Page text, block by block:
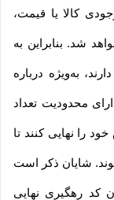
کالا یا قیمت،
شد. بنابراین به
به‌ویژه درباره
محدودیت تعداد
را نهایی کنند تا
شایان ذکر است
کد رهگیری نهایی